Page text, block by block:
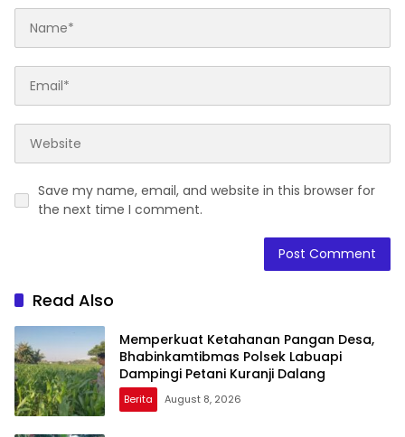
Save my name, email, and website in this browser for
the next time I comment.
Read Also
Memperkuat Ketahanan Pangan Desa,
Bhabinkamtibmas Polsek Labuapi
Dampingi Petani Kuranji Dalang
Berita August 8, 2026